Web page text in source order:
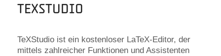
TeXStudio
TeXStudio ist ein kostenloser LaTeX-Editor, der
mittels zahlreicher Funktionen und Assistenten